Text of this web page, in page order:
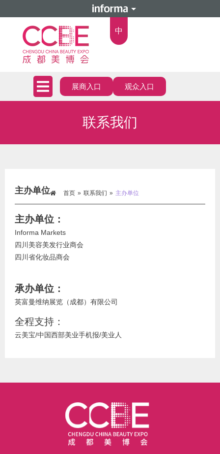
中
展商入口 观众入口
联系我们
主办单位 首页 » 联系我们 » 主办单位
主办单位：
Informa Markets
四川美容美发行业商会
四川省化妆品商会
承办单位：
英富曼维纳展览（成都）有限公司
全程支持：
云美宝/中国西部美业手机报/美业人